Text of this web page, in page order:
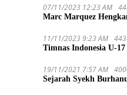
07/11/2023 12:23 AM
Marc Marquez
11/11/2023 9:23 AM
Timnas Indonesia U-
19/11/2021 7:57 AM
Sejarah Syekh